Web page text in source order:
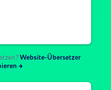
Website-Übersetzer
→